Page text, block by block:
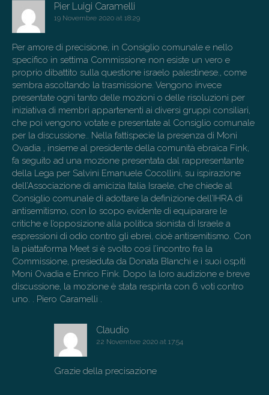
v
i
g
a
t
i
o
n
Pier Luigi Caramelli
19 Novembre 2020 at 18:29
Per amore di precisione, in Consiglio comunale e nello
specifico in settima Commissione non esiste un vero e
proprio dibattito sulla questione israelo palestinese., come
sembra ascoltando la trasmissione. Vengono invece
presentate ogni tanto delle mozioni o delle risoluzioni per
iniziativa di membri appartenenti ai diversi gruppi consiliari,
che poi vengono votate e presentate al Consiglio comunale
per la discussione.. Nella fattispecie la presenza di Moni
Ovadia , insieme al presidente della comunità ebraica Fink,
fa seguito ad una mozione presentata dal rappresentante
della Lega per Salvini Emanuele Cocollini, su ispirazione
dell’Associazione di amicizia Italia Israele, che chiede al
Consiglio comunale di adottare la definizione dell’IHRA di
antisemitismo, con lo scopo evidente di equiparare le
critiche e l’opposizione alla politica sionista di Israele a
espressioni di odio contro gli ebrei, cioè antisemitismo. Con
la piattaforma Meet si è svolto così l’incontro fra la
Commissione, presieduta da Donata BIanchi e i suoi ospiti
Moni Ovadia e Enrico Fink. Dopo la loro audizione e breve
discussione, la mozione è stata respinta con 6 voti contro
uno. . Piero Caramelli .
Claudio
22 Novembre 2020 at 17:54
Grazie della precisazione